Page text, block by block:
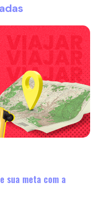
sua meta com a